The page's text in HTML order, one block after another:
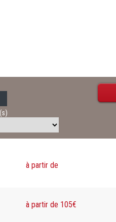
à partir de
à partir de 105€